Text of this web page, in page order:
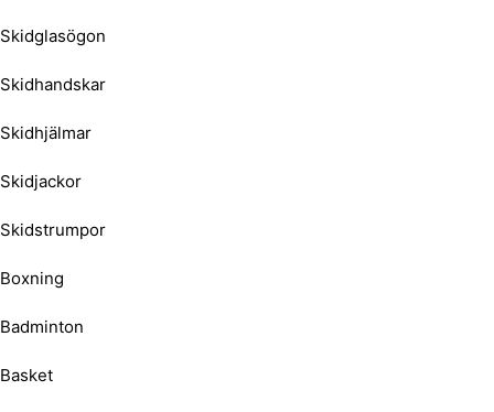
Skidglasögon
Skidhandskar
Skidhjälmar
Skidjackor
Skidstrumpor
Boxning
Badminton
Basket